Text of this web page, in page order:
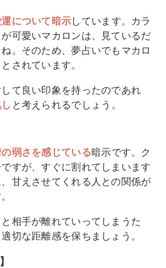
について暗示しています。カラ
可愛いマカロンは、見ているだ
。そのため、夢占いでもマカロ
されています。
て良い印象を持ったのであれ
と考えられるでしょう。
弱さを感じている暗示です。ク
すが、すぐに割れてしまいます
甘えさせてくれる人との関係が
相手が離れていってしまうた
切な距離感を保ちましょう。